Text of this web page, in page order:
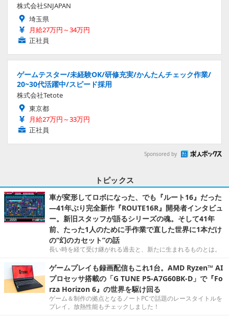
株式会社SNJAPAN
埼玉県
月給27万円～34万円
正社員
ゲームテスター/未経験OK/研修充実/かんたんチェック作業/
20~30代活躍中/スピード採用
株式会社Tetote
東京都
月給27万円～33万円
正社員
Sponsored by
トピックス
車が変形してロボになった、でも『ルート16』だった
―41年ぶり完全新作『ROUTE16R』開発者インタビュ
ー。新旧スタッフが語るシリーズの魂。そして41年
前、たった1人のために手作業で直した世界に1本だけ
の“幻のカセット”の話
長い時を経て受け継がれる過去と、新たに生まれるものとは。
ゲームプレイも録画配信もこれ1台。AMD Ryzen™ AI
プロセッサ搭載の「G TUNE P5-A7G60BK-D」で『Fo
rza Horizon 6』の世界を駆け回る
ゲーム＆制作の拠点となるノートPCで話題のレースタイトルを
プレイ。放熱性能もチェックしました！